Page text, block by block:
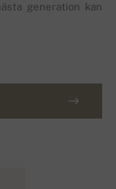
generation kan